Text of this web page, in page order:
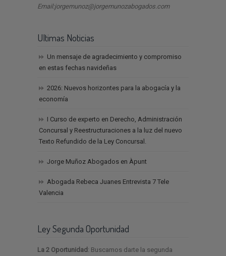
Email:jorgemunoz@jorgemunozabogados.com
Ultimas Noticias
Un mensaje de agradecimiento y compromiso
en estas fechas navideñas
2026: Nuevos horizontes para la abogacía y la
economía
I Curso de experto en Derecho, Administración
Concursal y Reestructuraciones a la luz del nuevo
Texto Refundido de la Ley Concursal.
Jorge Muñoz Abogados en Àpunt
Abogada Rebeca Juanes Entrevista 7 Tele
Valencia
Ley Segunda Oportunidad
La 2 Oportunidad : Buscamos darte la segunda